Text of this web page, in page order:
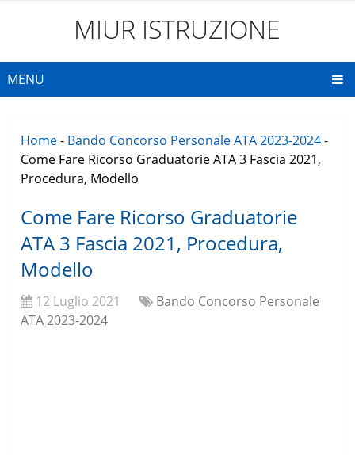
MIUR ISTRUZIONE
MENU
Home- Bando Concorso Personale ATA 2023-2024-
Come Fare Ricorso Graduatorie ATA 3 Fascia 2021,
Procedura, Modello
Come Fare Ricorso Graduatorie
ATA 3 Fascia 2021, Procedura,
Modello
12 Luglio 2021
Bando Concorso Personale
ATA 2023-2024